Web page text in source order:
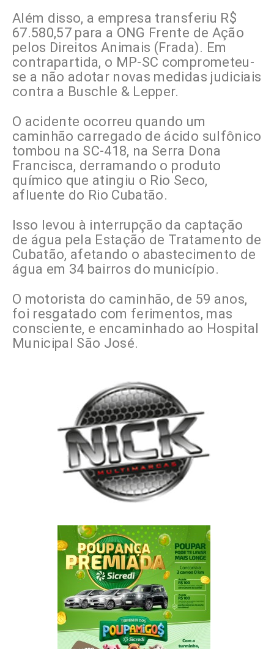
Além disso, a empresa transferiu R$
67.580,57 para a ONG Frente de Ação
pelos Direitos Animais (Frada). Em
contrapartida, o MP-SC comprometeu-
se a não adotar novas medidas judiciais
contra a Buschle & Lepper.
O acidente ocorreu quando um
caminhão carregado de ácido sulfônico
tombou na SC-418, na Serra Dona
Francisca, derramando o produto
químico que atingiu o Rio Seco,
afluente do Rio Cubatão.
Isso levou à interrupção da captação
de água pela Estação de Tratamento de
Cubatão, afetando o abastecimento de
água em 34 bairros do município.
O motorista do caminhão, de 59 anos,
foi resgatado com ferimentos, mas
consciente, e encaminhado ao Hospital
Municipal São José.